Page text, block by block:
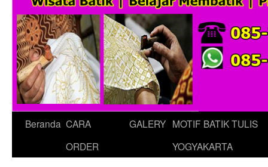
Beranda CARA
ORDER
GALERY MOTIF BATIK TULIS
YOGYAKARTA